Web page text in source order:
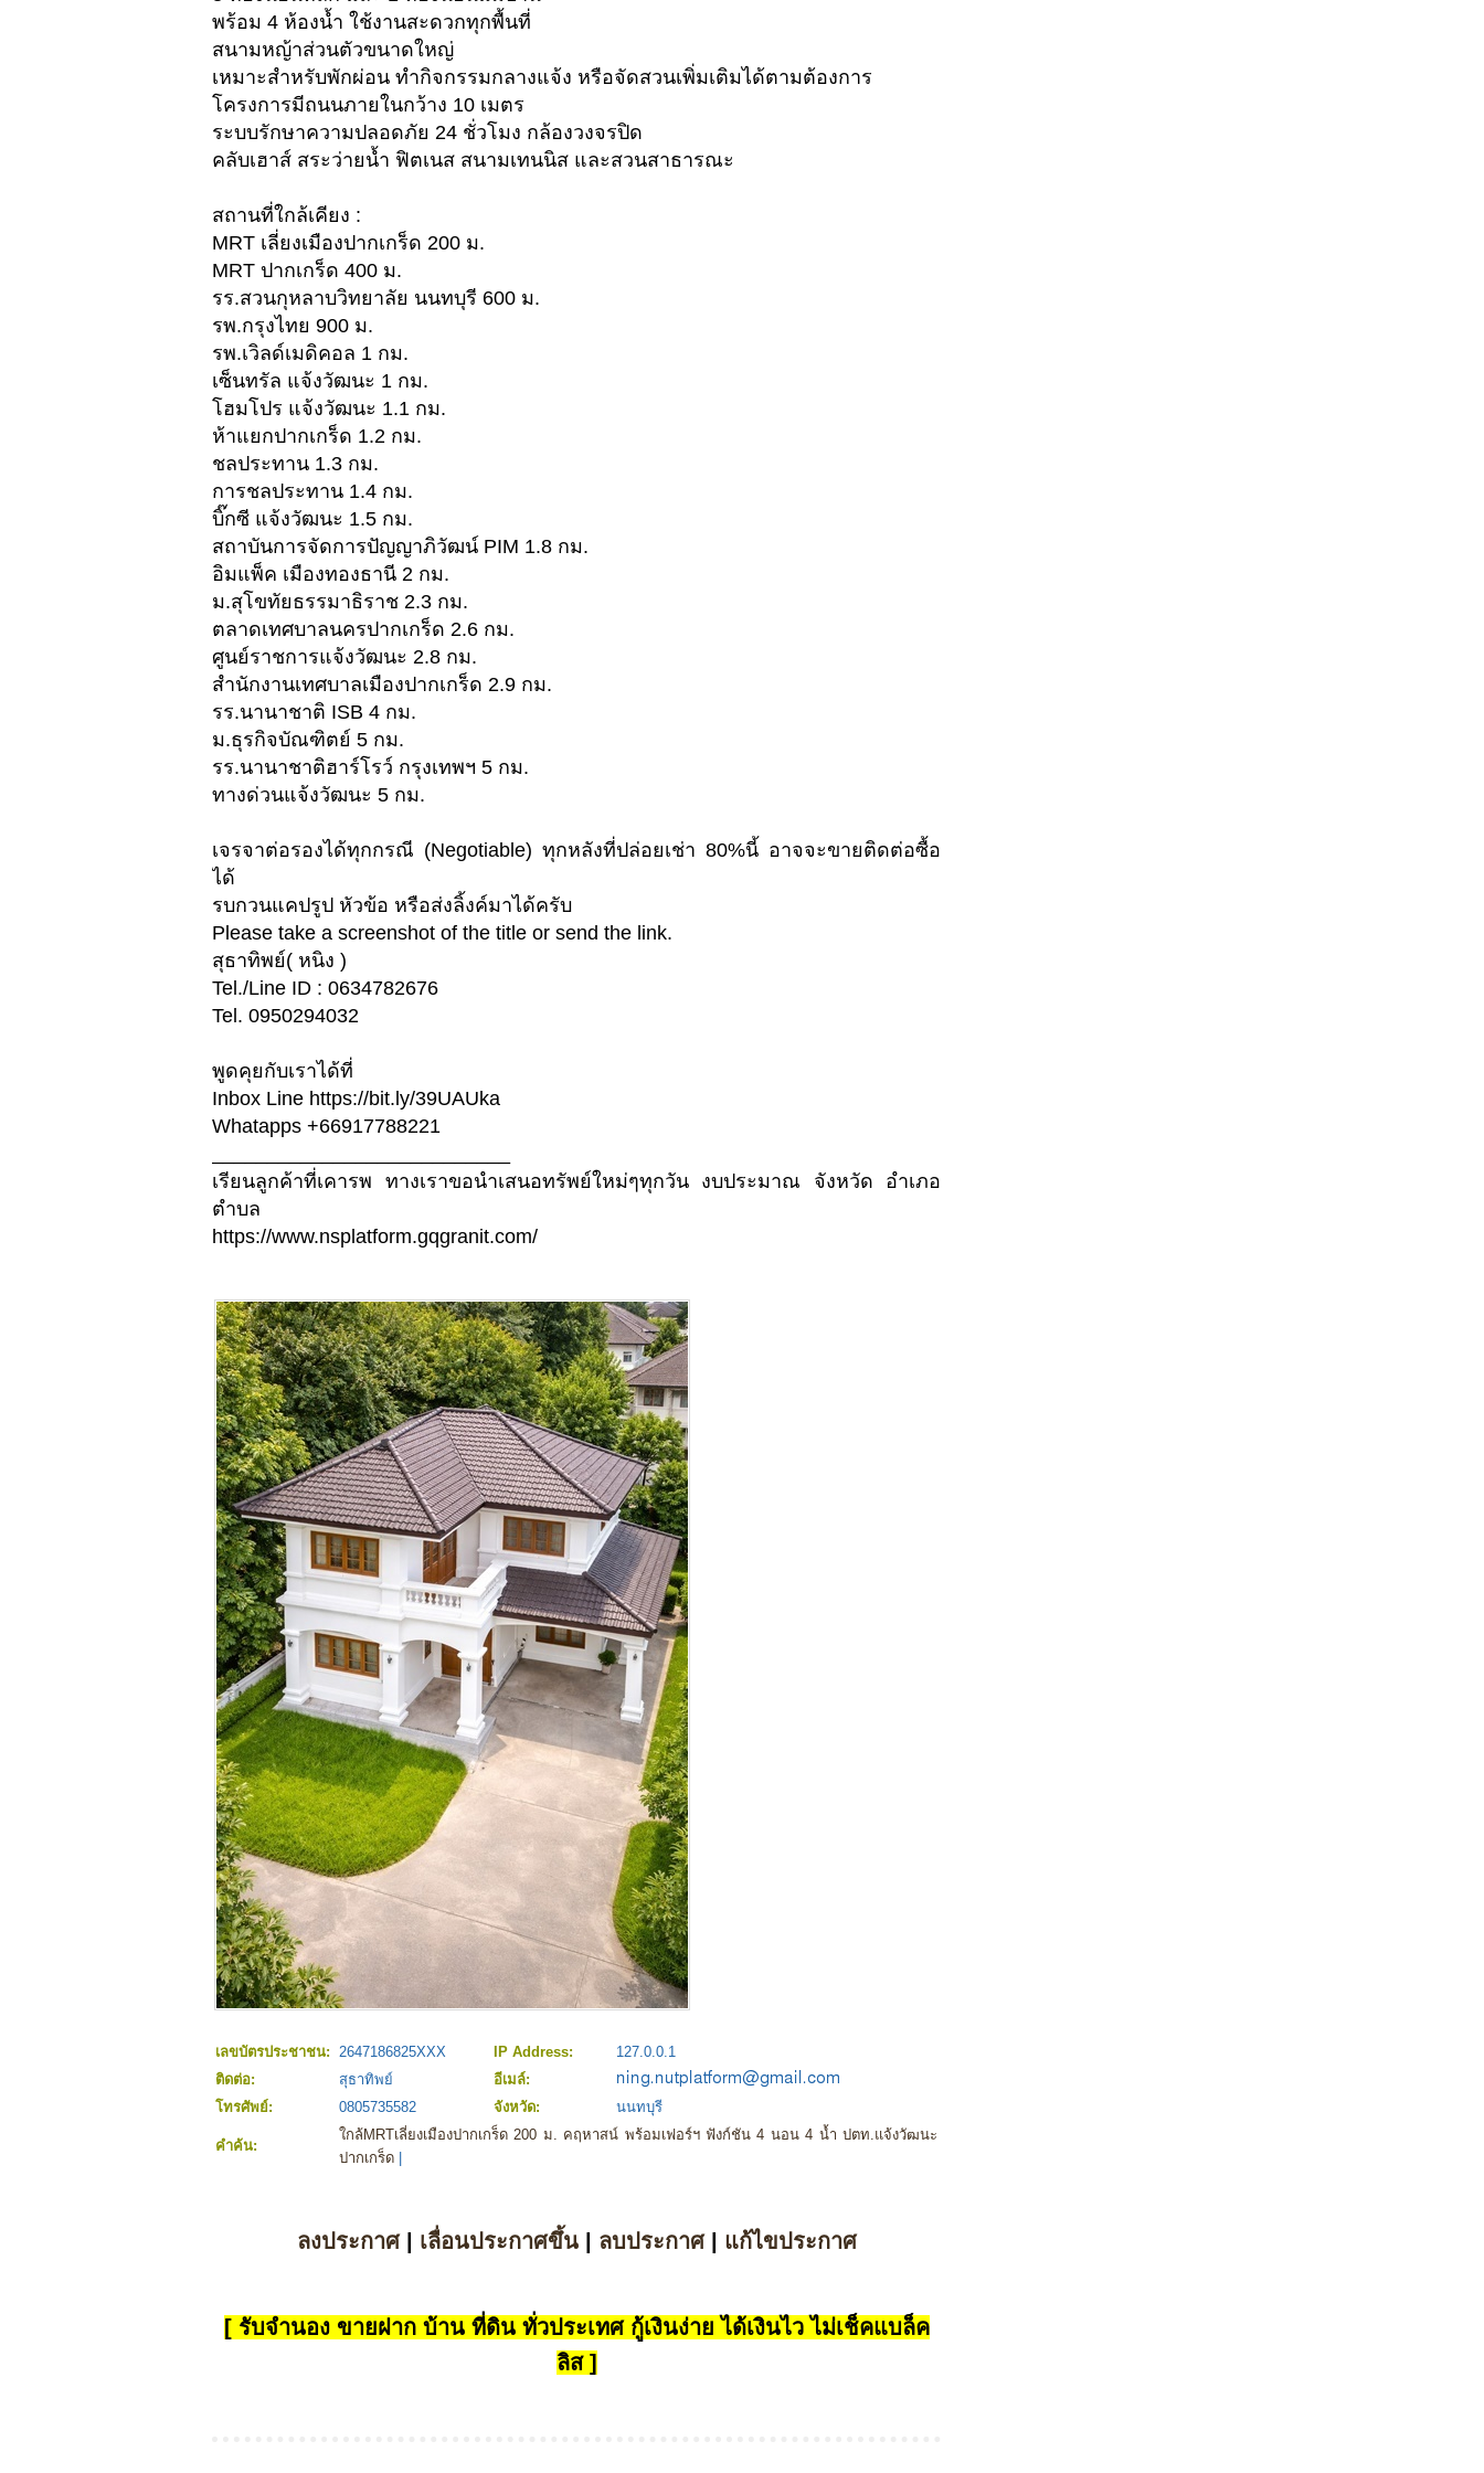
พร้อม 4 ห้องน้ำ ใช้งานสะดวกทุกพื้นที่
สนามหญ้าส่วนตัวขนาดใหญ่
เหมาะสำหรับพักผ่อน ทำกิจกรรมกลางแจ้ง หรือจัดสวนเพิ่มเติมได้ตามต้องการ
โครงการมีถนนภายในกว้าง 10 เมตร
ระบบรักษาความปลอดภัย 24 ชั่วโมง กล้องวงจรปิด
คลับเฮาส์ สระว่ายน้ำ ฟิตเนส สนามเทนนิส และสวนสาธารณะ
สถานที่ใกล้เคียง :
MRT เลี่ยงเมืองปากเกร็ด 200 ม.
MRT ปากเกร็ด 400 ม.
รร.สวนกุหลาบวิทยาลัย นนทบุรี 600 ม.
รพ.กรุงไทย 900 ม.
รพ.เวิลด์เมดิคอล 1 กม.
เซ็นทรัล แจ้งวัฒนะ 1 กม.
โฮมโปร แจ้งวัฒนะ 1.1 กม.
ห้าแยกปากเกร็ด 1.2 กม.
ชลประทาน 1.3 กม.
การชลประทาน 1.4 กม.
บิ๊กซี แจ้งวัฒนะ 1.5 กม.
สถาบันการจัดการปัญญาภิวัฒน์ PIM 1.8 กม.
อิมแพ็ค เมืองทองธานี 2 กม.
ม.สุโขทัยธรรมาธิราช 2.3 กม.
ตลาดเทศบาลนครปากเกร็ด 2.6 กม.
ศูนย์ราชการแจ้งวัฒนะ 2.8 กม.
สำนักงานเทศบาลเมืองปากเกร็ด 2.9 กม.
รร.นานาชาติ ISB 4 กม.
ม.ธุรกิจบัณฑิตย์ 5 กม.
รร.นานาชาติฮาร์โรว์ กรุงเทพฯ 5 กม.
ทางด่วนแจ้งวัฒนะ 5 กม.
เจรจาต่อรองได้ทุกกรณี (Negotiable) ทุกหลังที่ปล่อยเช่า 80%นี้ อาจจะขายติดต่อซื้อ
ได้
รบกวนแคปรูป หัวข้อ หรือส่งลิ้งค์มาได้ครับ
Please take a screenshot of the title or send the link.
สุธาทิพย์( หนิง )
Tel./Line ID : 0634782676
Tel. 0950294032
พูดคุยกับเราได้ที่
Inbox Line https://bit.ly/39UAUka
Whatapps +66917788221
เรียนลูกค้าที่เคารพ ทางเราขอนำเสนอทรัพย์ใหม่ๆทุกวัน งบประมาณ จังหวัด อำเภอ
ตำบล
https://www.nsplatform.gqgranit.com/
เลขบัตรประชาชน: 2647186825XXX IP Address:
127.0.0.1
ติดต่อ:
สุธาทิพย์
อีเมล์:
โทรศัพย์:
0805735582 จังหวัด: นนทบุรี
คำค้น:
ใกล้MRTเลี่ยงเมืองปากเกร็ด 200 ม. คฤหาสน์ พร้อมเฟอร์ฯ ฟังก์ชัน 4 นอน 4 น้ำ ปตท.แจ้งวัฒนะ
ปากเกร็ด
ลงประกาศ| เลื่อนประกาศขึ้น| ลบประกาศ| แก้ไขประกาศ
[ รับจำนอง ขายฝาก บ้าน ที่ดิน ทั่วประเทศ กู้เงินง่าย ได้เงินไว ไม่เช็คแบล็ค
ลิส ]